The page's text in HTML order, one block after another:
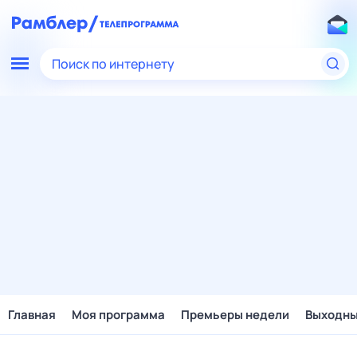
Поиск по интернету
Главная Моя программа Премьеры недели